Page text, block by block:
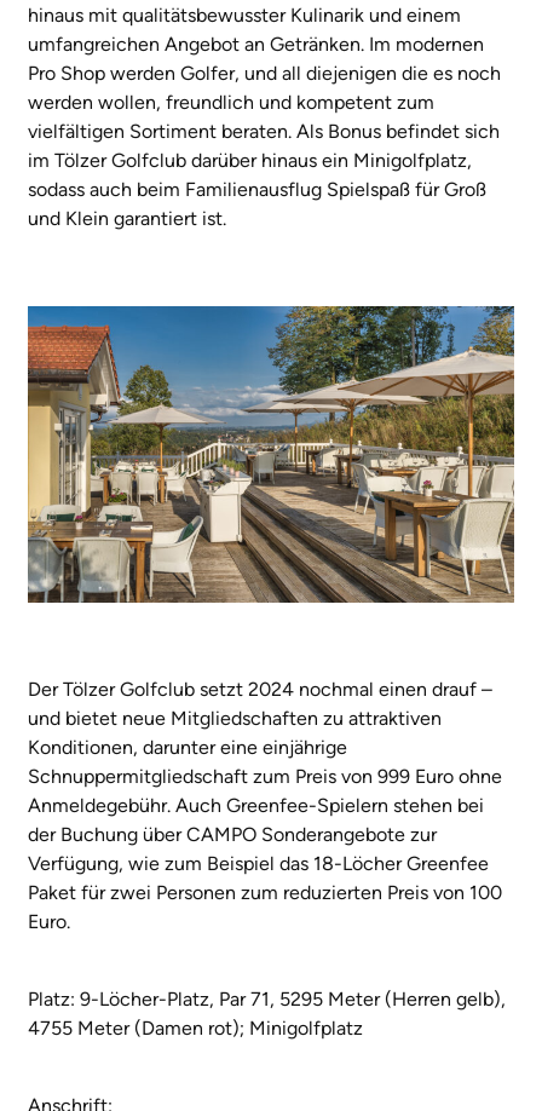
hinaus mit qualitätsbewusster Kulinarik und einem
umfangreichen Angebot an Getränken. Im modernen
Pro Shop werden Golfer, und all diejenigen die es noch
werden wollen, freundlich und kompetent zum
vielfältigen Sortiment beraten. Als Bonus befindet sich
im Tölzer Golfclub darüber hinaus ein Minigolfplatz,
sodass auch beim Familienausflug Spielspaß für Groß
und Klein garantiert ist.
Der Tölzer Golfclub setzt 2024 nochmal einen drauf –
und bietet neue Mitgliedschaften zu attraktiven
Konditionen, darunter eine einjährige
Schnuppermitgliedschaft zum Preis von 999 Euro ohne
Anmeldegebühr. Auch Greenfee-Spielern stehen bei
der Buchung über CAMPO Sonderangebote zur
Verfügung, wie zum Beispiel das 18-Löcher Greenfee
Paket für zwei Personen zum reduzierten Preis von 100
Euro.
Platz: 9-Löcher-Platz, Par 71, 5295 Meter (Herren gelb),
4755 Meter (Damen rot); Minigolfplatz
Anschrift: